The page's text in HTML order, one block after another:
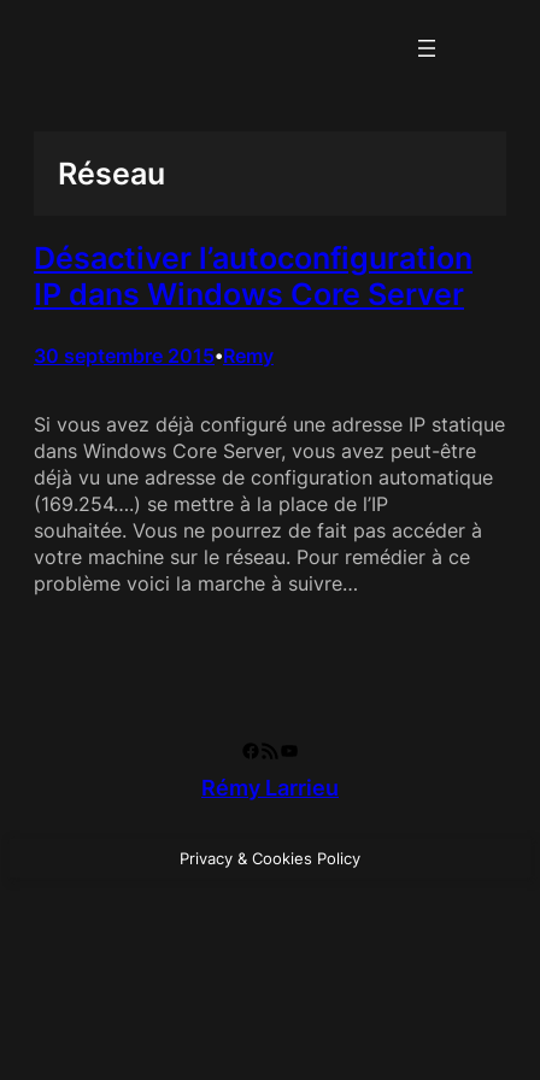
Réseau
Désactiver l’autoconfiguration
IP dans Windows Core Server
30 septembre 2015•Remy
Si vous avez déjà configuré une adresse IP statique
dans Windows Core Server, vous avez peut-être
déjà vu une adresse de configuration automatique
(169.254….) se mettre à la place de l’IP
souhaitée. Vous ne pourrez de fait pas accéder à
votre machine sur le réseau. Pour remédier à ce
problème voici la marche à suivre…
Rémy Larrieu
Privacy & Cookies Policy